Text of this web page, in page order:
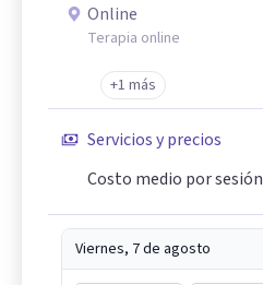
Online
Terapia online
+1 más
Servicios y precios
Costo medio por sesión
Viernes, 7 de agosto